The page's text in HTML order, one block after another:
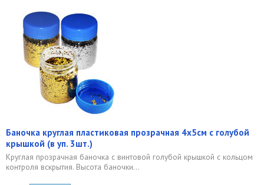
Баночка круглая пластиковая прозрачная 4х5см с голубой
крышкой (в уп. 3шт.)
Круглая прозрачная баночка с винтовой голубой крышкой с кольцом
контроля вскрытия. Высота баночки...